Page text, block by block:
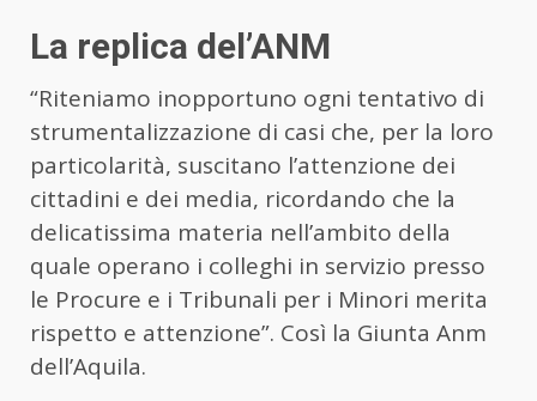
La replica del’ANM
“Riteniamo inopportuno ogni tentativo di
strumentalizzazione di casi che, per la loro
particolarità, suscitano l’attenzione dei
cittadini e dei media, ricordando che la
delicatissima materia nell’ambito della
quale operano i colleghi in servizio presso
le Procure e i Tribunali per i Minori merita
rispetto e attenzione”. Così la Giunta Anm
dell’Aquila.